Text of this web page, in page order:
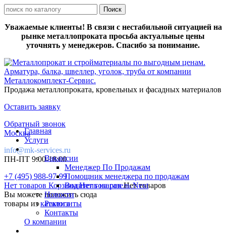
Уважаемые клиенты! В связи с нестабильной ситуацией на
рынке металлопроката просьба актуальные цены
уточнять у менеджеров. Спасибо за понимание.
Продажа металлопроката, кровельных и фасадных материалов
Оставить заявку
Обратный звонок
Москва
info@mk-services.ru
ПН-ПТ 9:00-18:00
+7 (495) 988-97-99
Нет товаров КорзинаНет товаровНет товаров
Вы можете положить сюда
товары изкаталога
Главная
Услуги
Вакансии
Менеджер По Продажам
Помощник менеджера по продажам
Водитель на газель Next
Новости
Реквизиты
Контакты
О компании